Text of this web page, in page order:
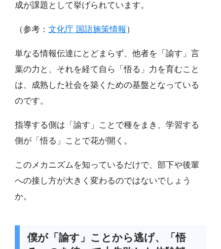
成が課題として挙げられています。
（参考： 文化庁 国語施策情報 ）
単なる情報伝達にとどまらず、他者を「諭す」言
葉の力と、それを経て自ら「悟る」力を育むこと
は、成熟した社会を築くための基盤となっている
のです。
指導する側は「諭す」ことで種をまき、学習する
側が「悟る」ことで花が開く。
このメカニズムを知っているだけで、部下や後輩
への接し方が大きく変わるのではないでしょう
か。
僕が「諭す」ことから逃げ、「悟